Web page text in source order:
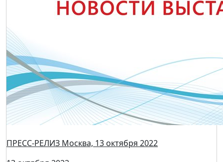
PCVExpo 2023: рекордный рост экспозиции, широкий
выбор промышленного оборудования и
конструкторские инновации
19 октября 2023